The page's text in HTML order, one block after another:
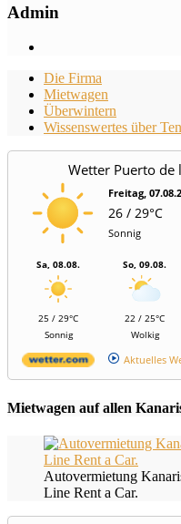
Admin
Die Firma
Mietwagen
Überwintern
Wissenswertes über
Wetter Puerto de
Freitag,
26 / 29°C
Sonnig
Sa, 08.08.
25 / 29°C
Sonnig
So, 09.08.
22 / 25°C
Wolkig
Aktuelles
Mietwagen auf allen
Autovermietung
Line Rent a Car.